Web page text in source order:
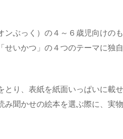
ぶっく）の４～６歳児向けの
せいかつ」の４つのテーマに独
り、表紙を紙面いっぱいに載
聞かせの絵本を選ぶ際に、実